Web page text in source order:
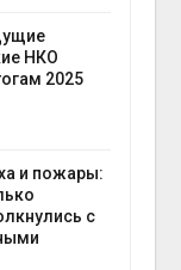
НКО
2025
и пожары:
с